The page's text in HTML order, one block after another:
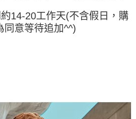
使用他人資訊註冊。若發現惡意使用之情形，
停止該用戶之使用額度並採取法律行動。
14-20工作天(不含假日，購
同意等待追加^^)